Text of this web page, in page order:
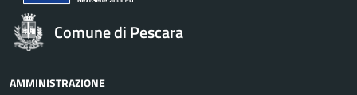
Comune di Pescara
AMMINISTRAZIONE